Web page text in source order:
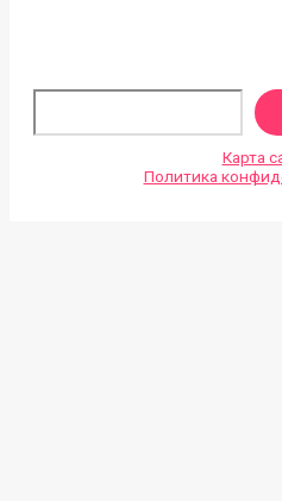
Карта
Политика